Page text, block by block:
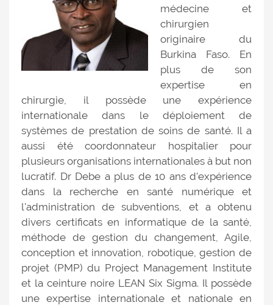
médecine et
chirurgien
originaire du
Burkina Faso. En
plus de son
expertise en
chirurgie, il possède une expérience
internationale dans le déploiement de
systèmes de prestation de soins de santé. Il a
aussi été coordonnateur hospitalier pour
plusieurs organisations internationales à but non
lucratif. Dr Debe a plus de 10 ans d'expérience
dans la recherche en santé numérique et
l'administration de subventions, et a obtenu
divers certificats en informatique de la santé,
méthode de gestion du changement, Agile,
conception et innovation, robotique, gestion de
projet (PMP) du Project Management Institute
et la ceinture noire LEAN Six Sigma. Il possède
une expertise internationale et nationale en